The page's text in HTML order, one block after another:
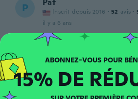
P Pat
Inscrit depuis 2016 · 52 avis ·
il y a 6 ans
J Inscrit depuis 2019 · 115 avis ·
il y a 6 ans
15% DE